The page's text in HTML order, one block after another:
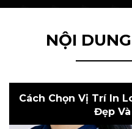
NỘI
Cách Chọn Vị Trí In
Đẹp